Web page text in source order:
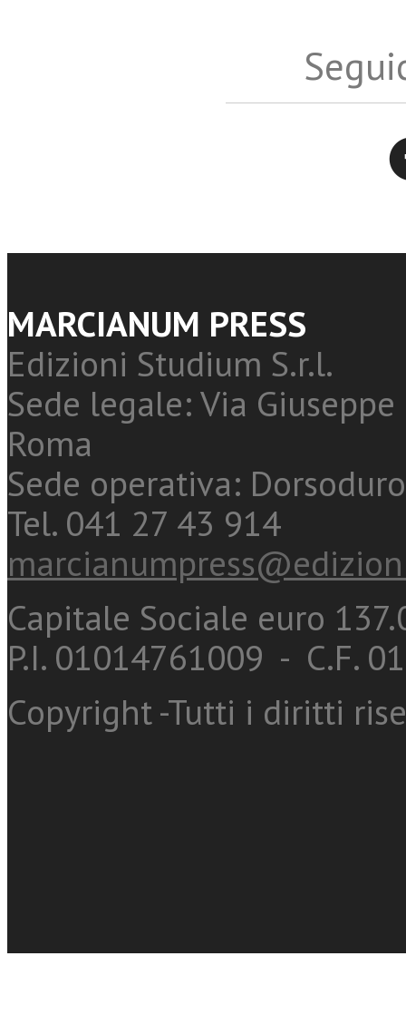
MARCIANUM PRESS
Edizioni Studium S.r.l.
Sede legale: Via
Roma
Sede operativa:
Tel. 041 27 43 914
Capitale Sociale euro
P.I. 01014761009 - C.F.
Copyright -Tutti i diritti